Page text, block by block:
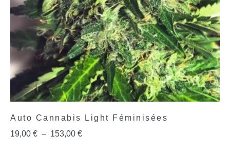
Auto Cannabis Light Féminisées
19,00 € – 153,00 €